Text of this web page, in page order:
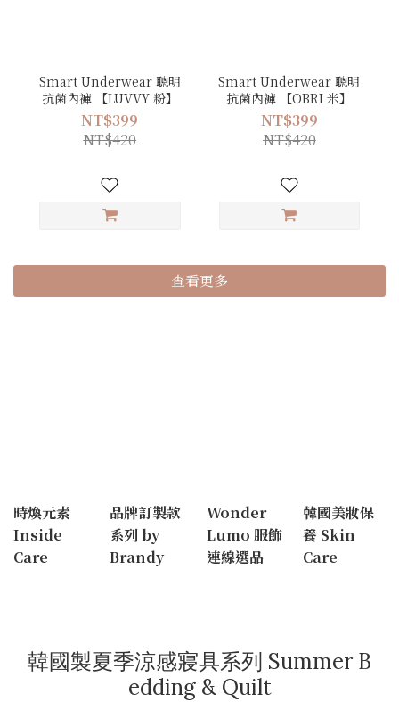
Smart Underwear 聰明
抗菌內褲 【LUVVY 粉】
NT$399
NT$420
Smart Underwear 聰明
抗菌內褲 【OBRI 米】
NT$399
NT$420
查看更多
時煥元素
Inside
Care
品牌訂製款
系列 by
Brandy
Wonder
Lumo 服飾
連線選品
韓國美妝保
養 Skin
Care
韓國製夏季涼感寢具系列 Summer B
edding & Quilt